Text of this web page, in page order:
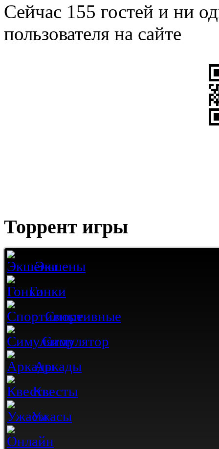
Сейчас 155 гостей и ни
пользователя на сайте
Торрент игры
Экшены
Гонки
Спортивные
Симулятор
Аркады
Квесты
Ужасы